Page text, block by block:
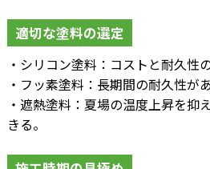
適切な塗料の選定
・シリコン塗料：コストと耐久性
・フッ素塗料：長期間の耐久性が
・遮熱塗料：夏場の温度上昇を抑
きる。